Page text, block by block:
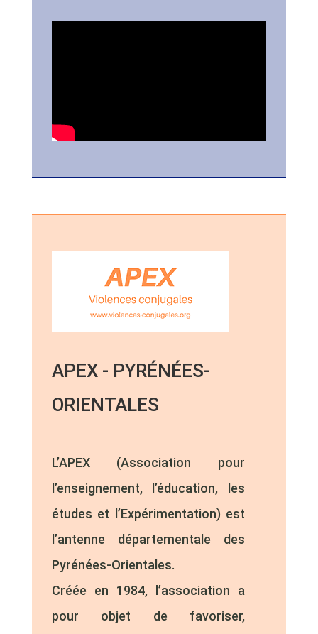
APEX - PYRÉNÉES-
ORIENTALES
L’APEX (Association pour
l’enseignement, l’éducation, les
études et l’Expérimentation) est
l’antenne départementale des
Pyrénées-Orientales.
Créée en 1984, l’association a
pour objet de favoriser,